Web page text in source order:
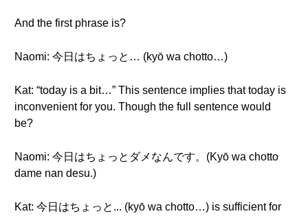
And the first phrase is?
Naomi: 今日はちょっと… (kyō wa chotto…)
Kat: “today is a bit…” This sentence implies that today is
inconvenient for you. Though the full sentence would
be?
Naomi: 今日はちょっとダメなんです。(Kyō wa chotto
dame nan desu.)
Kat: 今日はちょっと... (kyō wa chotto…) is sufficient for